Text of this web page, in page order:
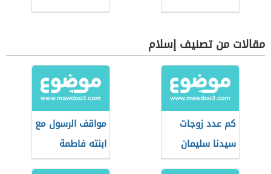
مقالات من تصنيف إسلام
كم عدد زوجات
سيدنا سليمان
مواقف الرسول مع
ابنته فاطمة